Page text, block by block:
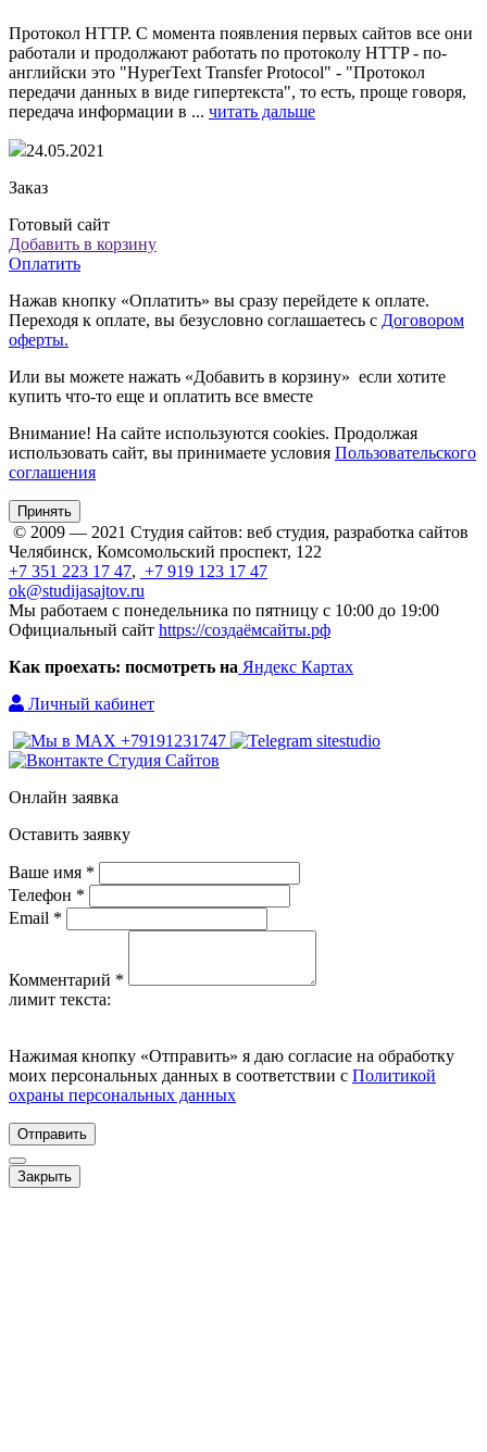
Протокол HTTP. С момента появления первых сайтов все они
работали и продолжают работать по протоколу HTTP - по-
английски это "HyperText Transfer Protocol" - "Протокол
передачи данных в виде гипертекста", то есть, проще говоря,
передача информации в ... читать дальше
24.05.2021
Заказ
Готовый сайт
Добавить в корзину
Оплатить
Нажав кнопку «Оплатить» вы сразу перейдете к оплате.
Переходя к оплате, вы безусловно соглашаетесь с Договором
оферты.
Или вы можете нажать «Добавить в корзину» если хотите
купить что-то еще и оплатить все вместе
Внимание! На сайте используются cookies. Продолжая
использовать сайт, вы принимаете условия Пользовательского
соглашения
Принять
© 2009 — 2021 Студия сайтов: веб студия, разработка сайтов
Челябинск, Комсомольский проспект, 122
+7 351 223 17 47, +7 919 123 17 47
ok@studijasajtov.ru
Мы работаем с понедельника по пятницу с 10:00 до 19:00
Официальный сайт https://создаёмсайты.рф
Как проехать: посмотреть на Яндекс Картах
Личный кабинет
Онлайн заявка
Оставить заявку
Ваше имя *
Телефон *
Email *
Комментарий *
лимит текста:
Нажимая кнопку «Отправить» я даю согласие на обработку
моих персональных данных в соответствии с Политикой
охраны персональных данных
Отправить
Закрыть